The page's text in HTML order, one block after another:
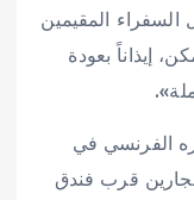
السفراء المقيمين
إيذاناً بعودة
الفرنسي في
قرب فندق